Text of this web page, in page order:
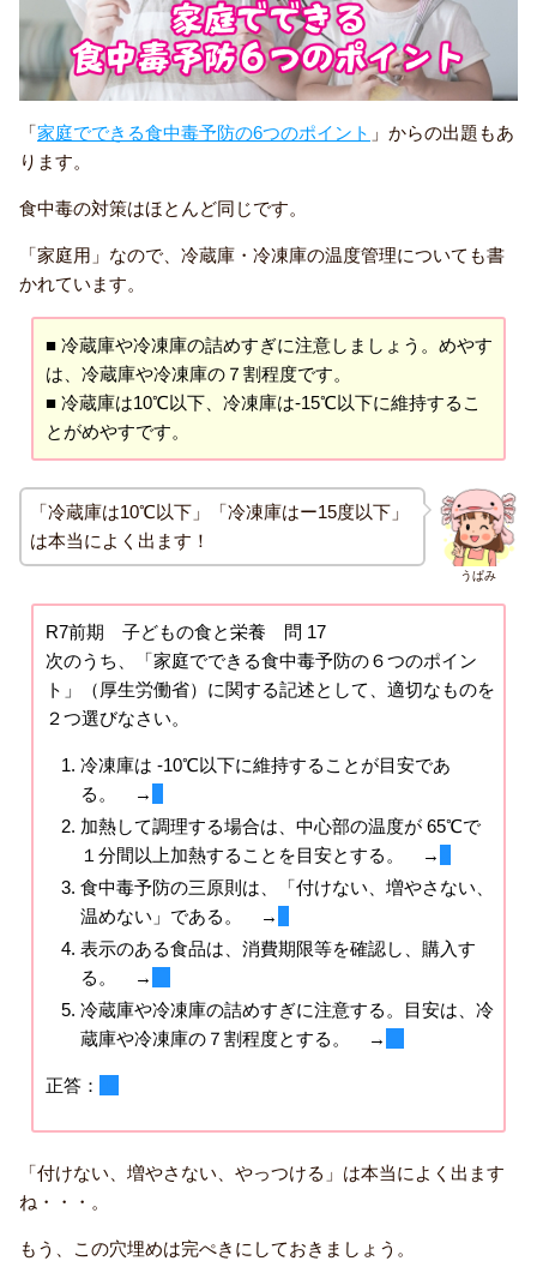
「家庭でできる食中毒予防の6つのポイント 」からの出題もあ
ります。
食中毒の対策はほとんど同じです。
「家庭用」なので、冷蔵庫・冷凍庫の温度管理についても書
かれています。
■ 冷蔵庫や冷凍庫の詰めすぎに注意しましょう。めやす
は、冷蔵庫や冷凍庫の７割程度です。
■ 冷蔵庫は10℃以下、冷凍庫は-15℃以下に維持するこ
とがめやすです。
うぱみ
「冷蔵庫は10℃以下」「冷凍庫はー15度以下」
は本当によく出ます！
R7前期 子どもの食と栄養 問 17
次のうち、「家庭でできる食中毒予防の６つのポイン
ト」（厚生労働省）に関する記述として、適切なものを
２つ選びなさい。
冷凍庫は -10℃以下に維持することが目安であ
る。 →
加熱して調理する場合は、中心部の温度が 65℃で
１分間以上加熱することを目安とする。 →
食中毒予防の三原則は、「付けない、増やさない、
温めない」である。 →
表示のある食品は、消費期限等を確認し、購入す
る。 →
冷蔵庫や冷凍庫の詰めすぎに注意する。目安は、冷
蔵庫や冷凍庫の７割程度とする。 →
正答：
「付けない、増やさない、やっつける」は本当によく出ます
ね・・・。
もう、この穴埋めは完ぺきにしておきましょう。